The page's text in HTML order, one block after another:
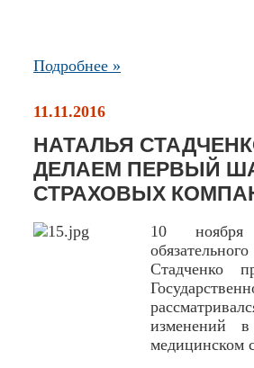
Подробнее »
11.11.2016
НАТАЛЬЯ
ДЕЛАЕМ ПЕРВЫЙ
СТРАХОВЫХ
10 ноября
Стадченко
изменений
медицинском